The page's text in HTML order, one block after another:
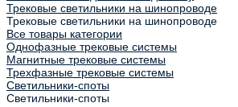
Трековые светильники на шинопроводе
Трековые светильники на шинопроводе
Все товары категории
Однофазные трековые системы
Магнитные трековые системы
Трехфазные трековые системы
Светильники-споты
Светильники-споты